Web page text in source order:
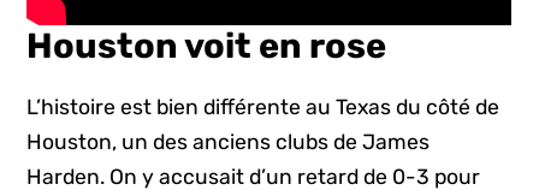
Houston voit en rose
L’histoire est bien différente au Texas du côté de
Houston, un des anciens clubs de James
Harden. On y accusait d’un retard de 0-3 pour